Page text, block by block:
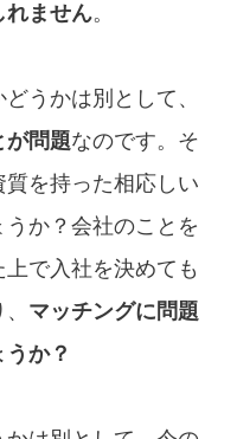
れません。
うかは別として、
が問題なのです。そ
を持った相応しい
か？会社のことを
で入社を決めても
マッチングに問題
か？